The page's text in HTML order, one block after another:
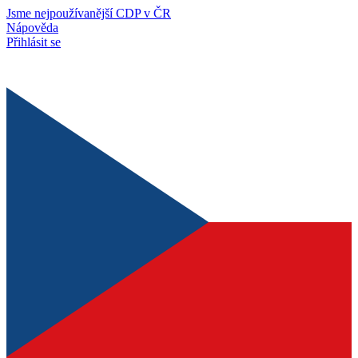
Jsme nejpoužívanější CDP v ČR
Nápověda
Přihlásit se